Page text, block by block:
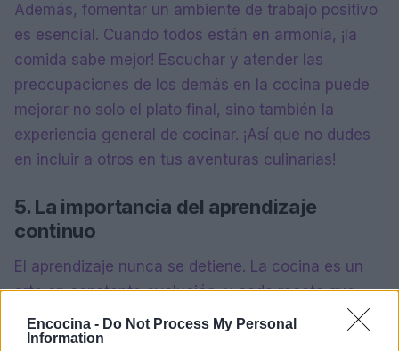
Encocina - Do Not Process My Personal
Information
Además, fomentar un ambiente de trabajo positivo
es esencial. Cuando todos están en armonía, ¡la
comida sabe mejor! Escuchar y atender las
preocupaciones de los demás en la cocina puede
mejorar no solo el plato final, sino también la
experiencia general de cocinar. ¡Así que no dudes
en incluir a otros en tus aventuras culinarias!
5. La importancia del aprendizaje
continuo
El aprendizaje nunca se detiene. La cocina es un
arte en constante evolución, y cada receta que
intentas es una oportunidad para mejorar. No
temas experimentar con nuevos ingredientes o